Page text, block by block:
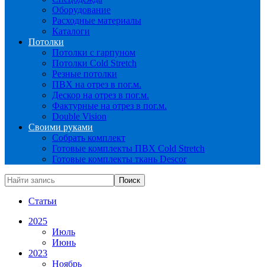
Оборудование
Расходные материалы
Каталоги
Потолки
Потолки с гарпуном
Потолки Cold Stretch
Резные потолки
ПВХ на отрез в пог.м.
Дескор на отрез в пог.м.
Фактурные на отрез в пог.м.
Double Vision
Своими руками
Собрать комплект
Готовые комплекты ПВХ Cold Stretch
Готовые комплекты ткань Descor
Статьи
2025
Июль
Июнь
2023
Ноябрь